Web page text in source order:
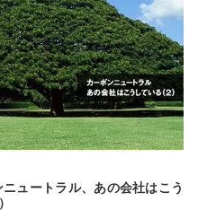
ュートラル、あの会社はこう